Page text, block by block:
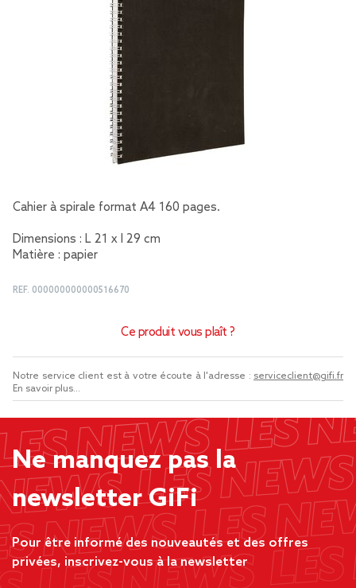
Cahier à spirale format A4 160 pages.
Dimensions : L 21 x l 29 cm
Matière : papier
REF. 000000000000516670
Ce produit vous plaît ?
Notre service client est à votre écoute à l'adresse : serviceclient@gifi.fr
En savoir plus...
Ne manquez pas la
newsletter GiFi
Pour être informé des nouveautés et des offres
privées, inscrivez-vous à la newsletter